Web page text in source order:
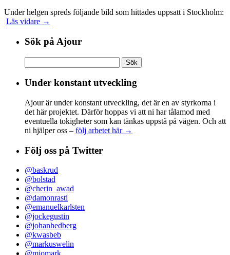
Under helgen spreds följande bild som hittades uppsatt i Stockholm:
Läs vidare →
Sök på Ajour
efter:
Under konstant utveckling
Ajour är under konstant utveckling, det är en av styrkorna i
det här projektet. Därför hoppas vi att ni har tålamod med
eventuella tokigheter som kan tänkas uppstå på vägen. Och att
ni hjälper oss – följ arbetet här →
Följ oss på Twitter
@baskrud
@bolstad
@cherin_awad
@damonrasti
@emanuelkarlsten
@jockegustin
@johanhedberg
@kwasbeb
@markuswelin